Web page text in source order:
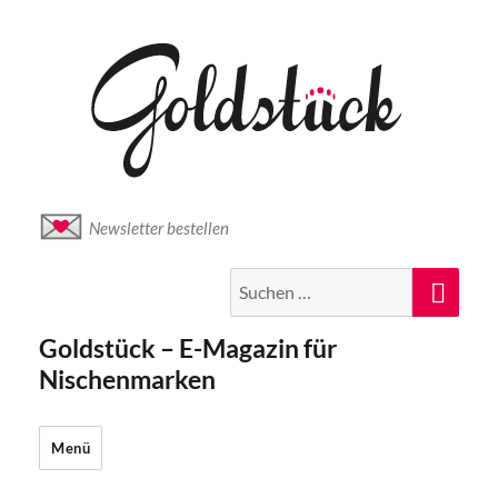
Newsletter bestellen
nach:
Goldstück – E-Magazin für
Nischenmarken
Menü